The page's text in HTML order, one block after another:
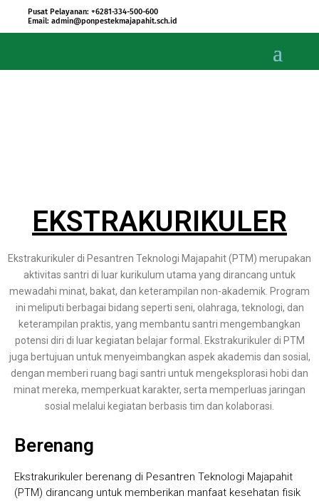
Pusat Pelayanan: +6281-334-500-600
Email: admin@ponpestekmajapahit.sch.id
EKSTRAKURIKULER
Ekstrakurikuler di Pesantren Teknologi Majapahit (PTM) merupakan
aktivitas santri di luar kurikulum utama yang dirancang untuk
mewadahi minat, bakat, dan keterampilan non-akademik. Program
ini meliputi berbagai bidang seperti seni, olahraga, teknologi, dan
keterampilan praktis, yang membantu santri mengembangkan
potensi diri di luar kegiatan belajar formal. Ekstrakurikuler di PTM
juga bertujuan untuk menyeimbangkan aspek akademis dan sosial,
dengan memberi ruang bagi santri untuk mengeksplorasi hobi dan
minat mereka, memperkuat karakter, serta memperluas jaringan
sosial melalui kegiatan berbasis tim dan kolaborasi.
Berenang
Ekstrakurikuler berenang di Pesantren Teknologi Majapahit
(PTM) dirancang untuk memberikan manfaat kesehatan fisik